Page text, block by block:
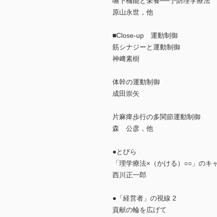
原山永世，他
■Close-up 運動制御
筋シナジーと運動制御
神﨑素樹
体幹の運動制御
成田崇矢
片麻痺歩行の多関節運動制御
森 公彦，他
●とびら
「理学療法×（かける）○○」のキ
西川正一郎
●「経営者」の視線 2
貢献の輪を広げて